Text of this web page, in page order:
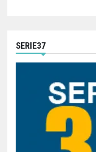
SERIE37